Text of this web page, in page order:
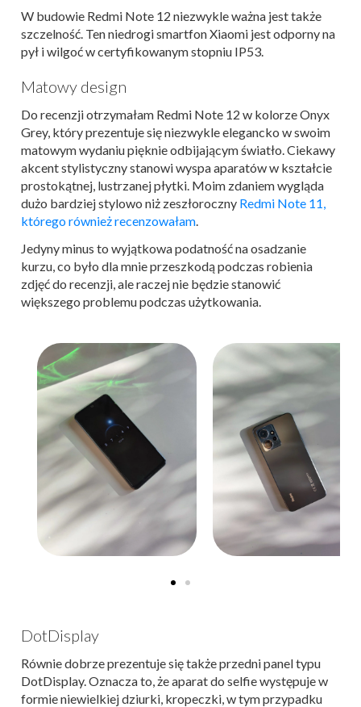
W budowie Redmi Note 12 niezwykle ważna jest także
szczelność. Ten niedrogi smartfon Xiaomi jest odporny na
pył i wilgoć w certyfikowanym stopniu IP53.
Matowy design
Do recenzji otrzymałam Redmi Note 12 w kolorze Onyx
Grey, który prezentuje się niezwykle elegancko w swoim
matowym wydaniu pięknie odbijającym światło. Ciekawy
akcent stylistyczny stanowi wyspa aparatów w kształcie
prostokątnej, lustrzanej płytki. Moim zdaniem wygląda
dużo bardziej stylowo niż zeszłoroczny Redmi Note 11,
którego również recenzowałam.
Jedyny minus to wyjątkowa podatność na osadzanie
kurzu, co było dla mnie przeszkodą podczas robienia
zdjęć do recenzji, ale raczej nie będzie stanowić
większego problemu podczas użytkowania.
DotDisplay
Równie dobrze prezentuje się także przedni panel typu
DotDisplay. Oznacza to, że aparat do selfie występuje w
formie niewielkiej dziurki, kropeczki, w tym przypadku